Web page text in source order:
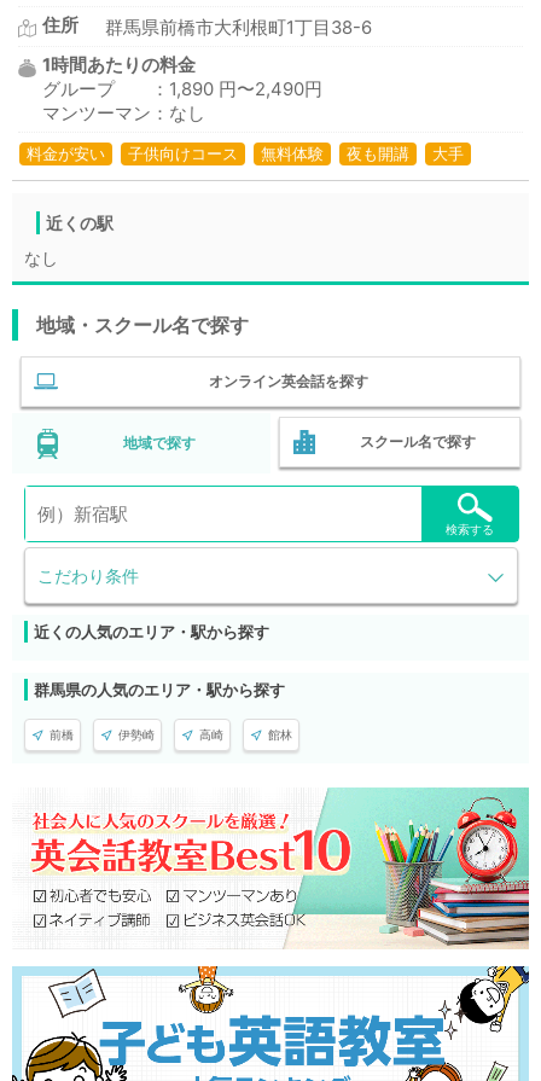
住所
群馬県前橋市大利根町1丁目38-6
1時間あたりの料金
グループ ：1,890 円〜2,490円
マンツーマン：なし
料金が安い 子供向けコース 無料体験 夜も開講 大手
近くの駅
なし
地域・スクール名で探す
オンライン英会話を探す
地域で探す スクール名で探す
こだわり条件
検索する
近くの人気のエリア・駅から探す
群馬県の人気のエリア・駅から探す
前橋 伊勢崎 高崎 館林